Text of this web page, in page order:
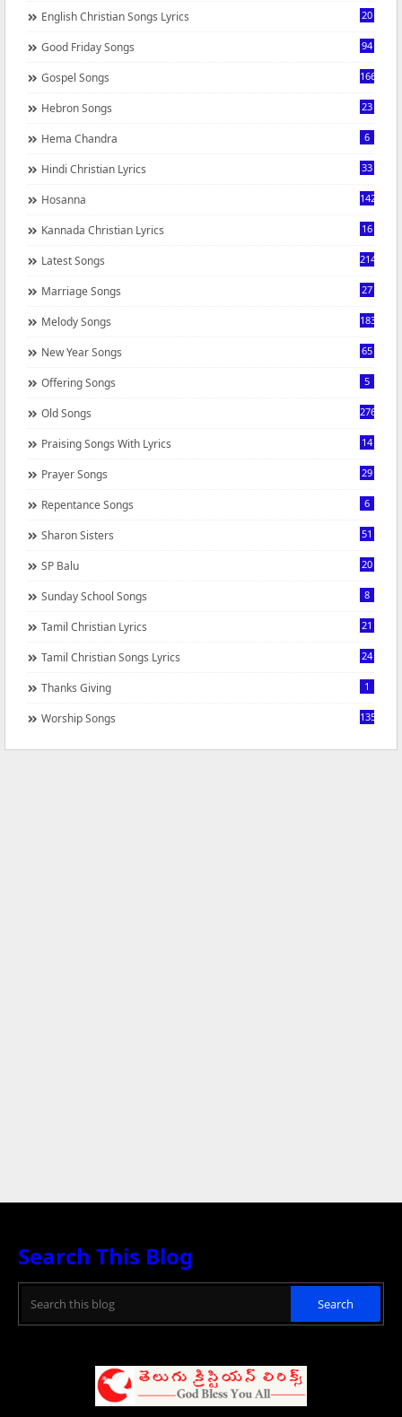
English Christian Songs Lyrics 20
Good Friday Songs 94
Gospel Songs 166
Hebron Songs 23
Hema Chandra 6
Hindi Christian Lyrics 33
Hosanna 142
Kannada Christian Lyrics 16
Latest Songs 214
Marriage Songs 27
Melody Songs 183
New Year Songs 65
Offering Songs 5
Old Songs 276
Praising Songs With Lyrics 14
Prayer Songs 29
Repentance Songs 6
Sharon Sisters 51
SP Balu 20
Sunday School Songs 8
Tamil Christian Lyrics 21
Tamil Christian Songs Lyrics 24
Thanks Giving 1
Worship Songs 1350
Search This Blog